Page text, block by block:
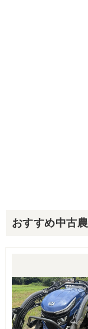
おすすめ中古